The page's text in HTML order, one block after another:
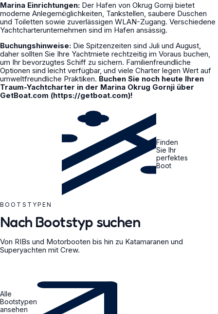
Marina Einrichtungen: Der Hafen von Okrug Gornji bietet
moderne Anlegemöglichkeiten, Tankstellen, saubere Duschen
und Toiletten sowie zuverlässigen WLAN-Zugang. Verschiedene
Yachtcharterunternehmen sind im Hafen ansässig.
Buchungshinweise: Die Spitzenzeiten sind Juli und August,
daher sollten Sie Ihre Yachtmiete rechtzeitig im Voraus buchen,
um Ihr bevorzugtes Schiff zu sichern. Familienfreundliche
Optionen sind leicht verfügbar, und viele Charter legen Wert auf
umweltfreundliche Praktiken. Buchen Sie noch heute Ihren
Traum-Yachtcharter in der Marina Okrug Gornji über
GetBoat.com (https://getboat.com)!
Finden
Sie Ihr
perfektes
Boot
BOOTSTYPEN
Nach Bootstyp suchen
Von RIBs und Motorbooten bis hin zu Katamaranen und
Superyachten mit Crew.
Alle
Bootstypen
ansehen